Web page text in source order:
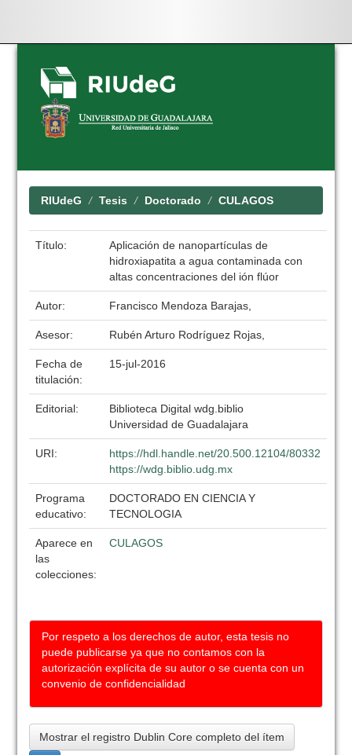
Skip
navigation
RIUdeG Tesis Doctorado CULAGOS
Título:
Aplicación de nanopartículas de
hidroxiapatita a agua contaminada con
altas concentraciones del ión flúor
Autor: Francisco Mendoza Barajas,
Asesor: Rubén Arturo Rodríguez Rojas,
Fecha de
titulación:
15-jul-2016
Editorial:
Biblioteca Digital wdg.biblio
Universidad de Guadalajara
URI:
https://hdl.handle.net/20.500.12104/80332
https://wdg.biblio.udg.mx
Programa
educativo:
DOCTORADO EN CIENCIA Y
TECNOLOGIA
Aparece en
las
colecciones:
CULAGOS
Por respeto a los derechos de autor, esta tesis no
puede publicarse ya que no contamos con la
autorización explícita de su autor o se cuenta con un
convenio de confidencialidad
Mostrar el registro Dublin Core completo del ítem